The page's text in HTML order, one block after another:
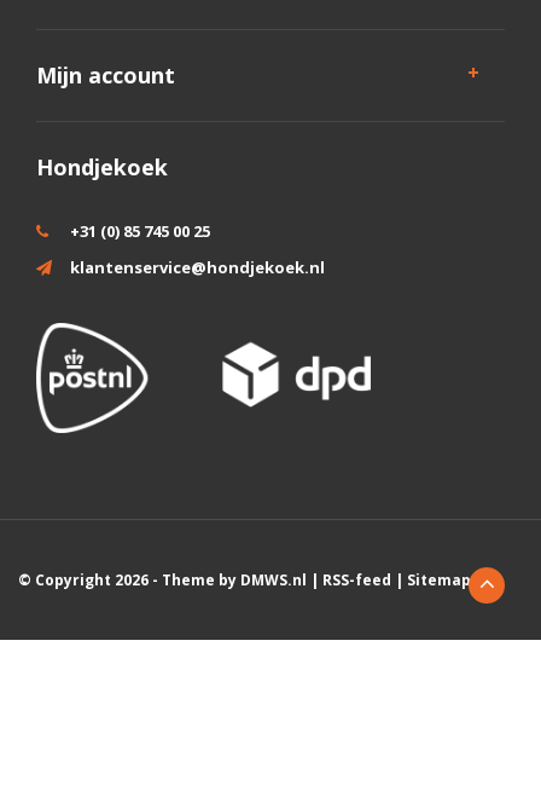
Mijn account
Hondjekoek
+31 (0) 85 745 00 25
klantenservice@hondjekoek.nl
© Copyright 2026 - Theme by DMWS.nl RSS-feed Sitemap